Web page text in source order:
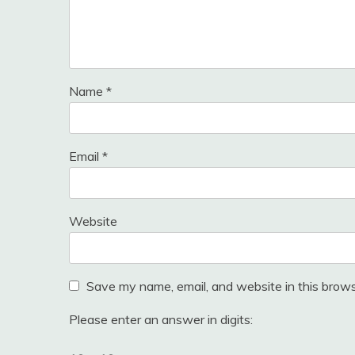
Name *
Email *
Website
Save my name, email, and website in this
Please enter an answer in digits: